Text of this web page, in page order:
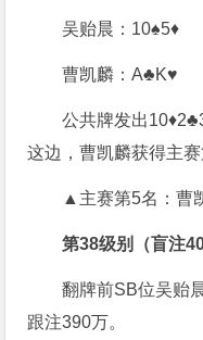
吴贻晨：10♠5♦
曹凯麟：A♣K♥
公共牌发出
这边，曹凯麟获得主赛
▲主赛第5名：曹
第38级别（盲注
翻牌前SB位吴贻
跟注390万。